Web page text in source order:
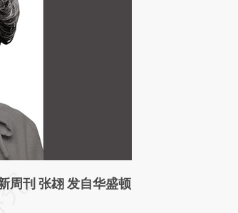
开头增加这段话：本文由第三方
周刊 张翃 发自华盛顿